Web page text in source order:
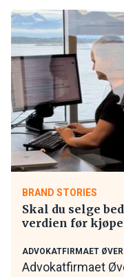
BRAND STORIES
Skal du selge
verdien før
ADVOKATFIRMAET
Advokatfirmaet